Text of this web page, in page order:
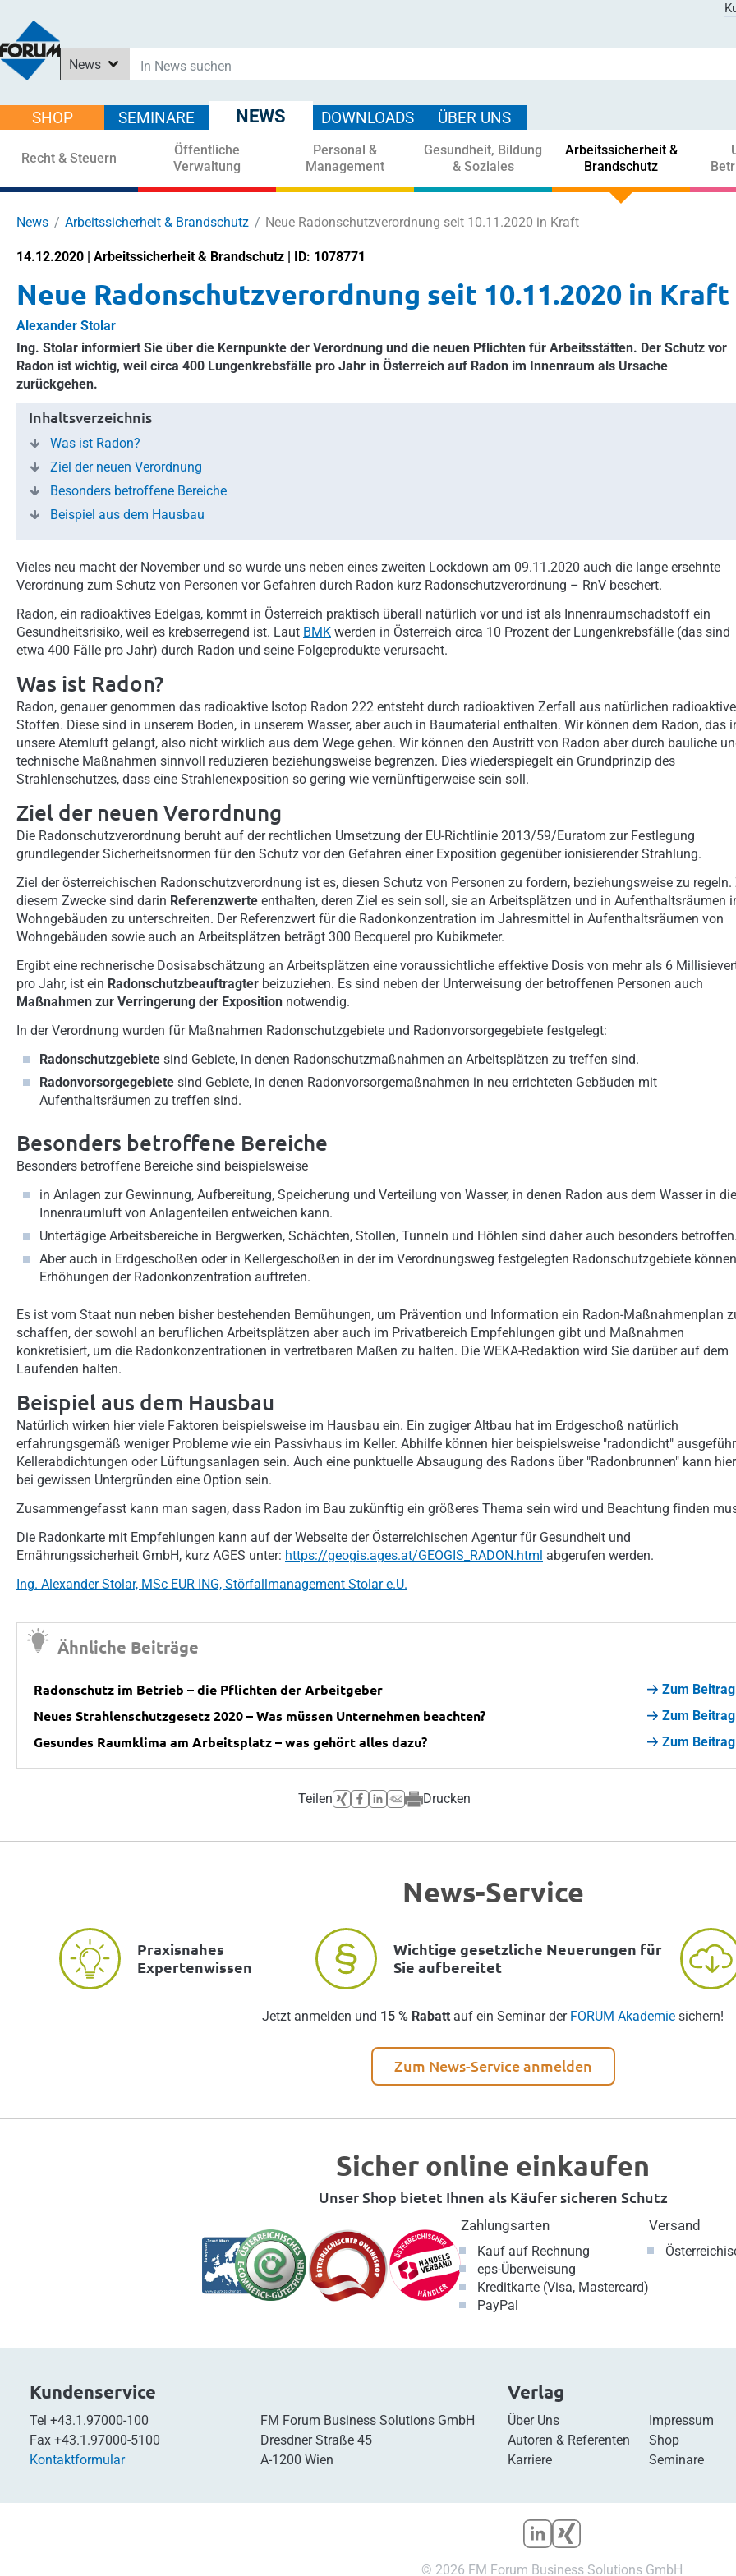
News
In Downloads suchen
Im Shop suchen
In Seminaren suchen
SHOP SEMINARE NEWS DOWNLOADS ÜBER UNS
Recht & Steuern
Öffentliche
Verwaltung
Personal &
Management
Gesundheit, Bildung
& Soziales
Arbeitssicherheit &
Brandschutz
News Arbeitssicherheit & Brandschutz Neue Radonschutzverordnung seit 10.11.2020 in Kraft
14.12.2020 | Arbeitssicherheit & Brandschutz | ID: 1078771
Neue Radonschutzverordnung seit 10.11.2020 in Kraft
Alexander Stolar
Ing. Stolar informiert Sie über die Kernpunkte der Verordnung und die neuen Pflichten für Arbeitsstätten. Der Schutz vor
Radon ist wichtig, weil circa 400 Lungenkrebsfälle pro Jahr in Österreich auf Radon im Innenraum als Ursache
zurückgehen.
Inhaltsverzeichnis
Was ist Radon?
Ziel der neuen Verordnung
Besonders betroffene Bereiche
Beispiel aus dem Hausbau
Vieles neu macht der November und so wurde uns neben eines zweiten Lockdown am 09.11.2020 auch die lange ersehnte
Verordnung zum Schutz von Personen vor Gefahren durch Radon kurz Radonschutzverordnung – RnV beschert.
Radon, ein radioaktives Edelgas, kommt in Österreich praktisch überall natürlich vor und ist als Innenraumschadstoff ein
Gesundheitsrisiko, weil es krebserregend ist. Laut BMK werden in Österreich circa 10 Prozent der Lungenkrebsfälle (das sind
etwa 400 Fälle pro Jahr) durch Radon und seine Folgeprodukte verursacht.
Was ist Radon?
Radon, genauer genommen das radioaktive Isotop Radon 222 entsteht durch radioaktiven Zerfall aus natürlichen
Stoffen. Diese sind in unserem Boden, in unserem Wasser, aber auch in Baumaterial enthalten. Wir können dem Radon, das
unsere Atemluft gelangt, also nicht wirklich aus dem Wege gehen. Wir können den Austritt von Radon aber durch bauliche
technische Maßnahmen sinnvoll reduzieren beziehungsweise begrenzen. Dies wiederspiegelt ein Grundprinzip des
Strahlenschutzes, dass eine Strahlenexposition so gering wie vernünftigerweise sein soll.
Ziel der neuen Verordnung
Die Radonschutzverordnung beruht auf der rechtlichen Umsetzung der EU-Richtlinie 2013/59/Euratom zur Festlegung
grundlegender Sicherheitsnormen für den Schutz vor den Gefahren einer Exposition gegenüber ionisierender Strahlung.
Ziel der österreichischen Radonschutzverordnung ist es, diesen Schutz von Personen zu fordern, beziehungsweise zu regeln.
diesem Zwecke sind darin Referenzwerte enthalten, deren Ziel es sein soll, sie an Arbeitsplätzen und in Aufenthaltsräumen
Wohngebäuden zu unterschreiten. Der Referenzwert für die Radonkonzentration im Jahresmittel in Aufenthaltsräumen von
Wohngebäuden sowie auch an Arbeitsplätzen beträgt 300 Becquerel pro Kubikmeter.
Ergibt eine rechnerische Dosisabschätzung an Arbeitsplätzen eine voraussichtliche effektive Dosis von mehr als 6
pro Jahr, ist ein Radonschutzbeauftragter beizuziehen. Es sind neben der Unterweisung der betroffenen Personen auch
Maßnahmen zur Verringerung der Exposition notwendig.
In der Verordnung wurden für Maßnahmen Radonschutzgebiete und Radonvorsorgegebiete festgelegt:
Radonschutzgebiete sind Gebiete, in denen Radonschutzmaßnahmen an Arbeitsplätzen zu treffen sind.
Radonvorsorgegebiete sind Gebiete, in denen Radonvorsorgemaßnahmen in neu errichteten Gebäuden mit
Aufenthaltsräumen zu treffen sind.
Besonders betroffene Bereiche
Besonders betroffene Bereiche sind beispielsweise
in Anlagen zur Gewinnung, Aufbereitung, Speicherung und Verteilung von Wasser, in denen Radon aus dem Wasser in die
Innenraumluft von Anlagenteilen entweichen kann.
Untertägige Arbeitsbereiche in Bergwerken, Schächten, Stollen, Tunneln und Höhlen sind daher auch besonders
Aber auch in Erdgeschoßen oder in Kellergeschoßen in der im Verordnungsweg festgelegten Radonschutzgebiete können
Erhöhungen der Radonkonzentration auftreten.
Es ist vom Staat nun neben bisher bestehenden Bemühungen, um Prävention und Information ein Radon-Maßnahmenplan
schaffen, der sowohl an beruflichen Arbeitsplätzen aber auch im Privatbereich Empfehlungen gibt und Maßnahmen
konkretisiert, um die Radonkonzentrationen in vertretbaren Maßen zu halten. Die WEKA-Redaktion wird Sie darüber auf dem
Laufenden halten.
Beispiel aus dem Hausbau
Natürlich wirken hier viele Faktoren beispielsweise im Hausbau ein. Ein zugiger Altbau hat im Erdgeschoß natürlich
erfahrungsgemäß weniger Probleme wie ein Passivhaus im Keller. Abhilfe können hier beispielsweise "radondicht"
Kellerabdichtungen oder Lüftungsanlagen sein. Auch eine punktuelle Absaugung des Radons über "Radonbrunnen" kann hier
bei gewissen Untergründen eine Option sein.
Zusammengefasst kann man sagen, dass Radon im Bau zukünftig ein größeres Thema sein wird und Beachtung finden
Die Radonkarte mit Empfehlungen kann auf der Webseite der Österreichischen Agentur für Gesundheit und
Ernährungssicherheit GmbH, kurz AGES unter: https://geogis.ages.at/GEOGIS_RADON.html abgerufen werden.
Ing. Alexander Stolar, MSc EUR ING, Störfallmanagement Stolar e.U.
Ähnliche Beiträge
Radonschutz im Betrieb – die Pflichten der Arbeitgeber Zum Beitrag
Neues Strahlenschutzgesetz 2020 – Was müssen Unternehmen beachten? Zum Beitrag
Gesundes Raumklima am Arbeitsplatz – was gehört alles dazu? Zum Beitrag
Teilen Drucken
News-Service
Praxisnahes
Expertenwissen
Wichtige gesetzliche Neuerungen für
Sie aufbereitet
Jetzt anmelden und 15 % Rabatt auf ein Seminar der FORUM Akademie sichern!
Zum News-Service anmelden
Sicher online einkaufen
Unser Shop bietet Ihnen als Käufer sicheren Schutz
Zahlungsarten
Kauf auf Rechnung
eps-Überweisung
Kreditkarte (Visa, Mastercard)
PayPal
Versand
Kundenservice
Tel +43.1.97000-100
Fax +43.1.97000-5100
Kontaktformular
FM Forum Business Solutions GmbH
Dresdner Straße 45
A-1200 Wien
Verlag
Über Uns
Autoren & Referenten
Karriere
Impressum
Shop
Seminare
© 2026 FM Forum Business Solutions GmbH